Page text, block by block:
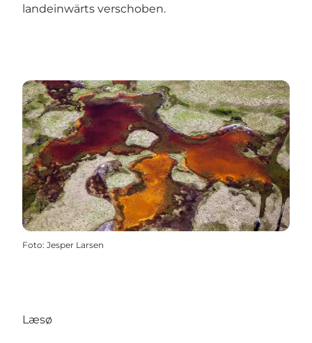
landeinwärts verschoben.
Foto: Jesper Larsen
Læsø